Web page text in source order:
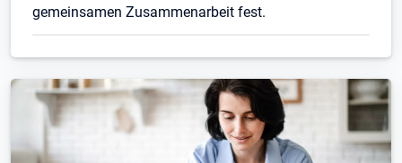
gemeinsamen Zusammenarbeit fest.